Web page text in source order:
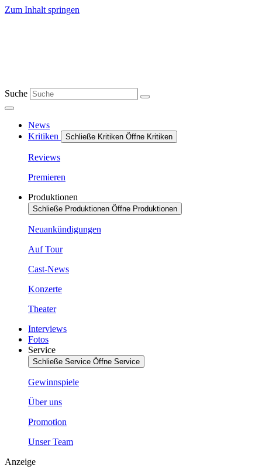
Zum Inhalt springen
Suche
News
Kritiken
Schließe Kritiken Öffne Kritiken
Reviews
Premieren
Produktionen
Schließe Produktionen Öffne Produktionen
Neuankündigungen
Auf Tour
Cast-News
Konzerte
Theater
Interviews
Fotos
Service
Schließe Service Öffne Service
Gewinnspiele
Über uns
Promotion
Unser Team
Anzeige